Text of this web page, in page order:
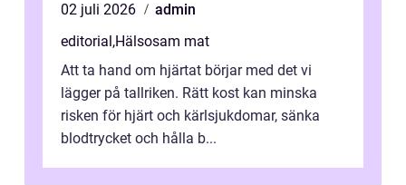
02 juli 2026
admin
editorial ,Hälsosam mat
Att ta hand om hjärtat börjar med det vi
lägger på tallriken. Rätt kost kan minska
risken för hjärt och kärlsjukdomar, sänka
blodtrycket och hålla b...